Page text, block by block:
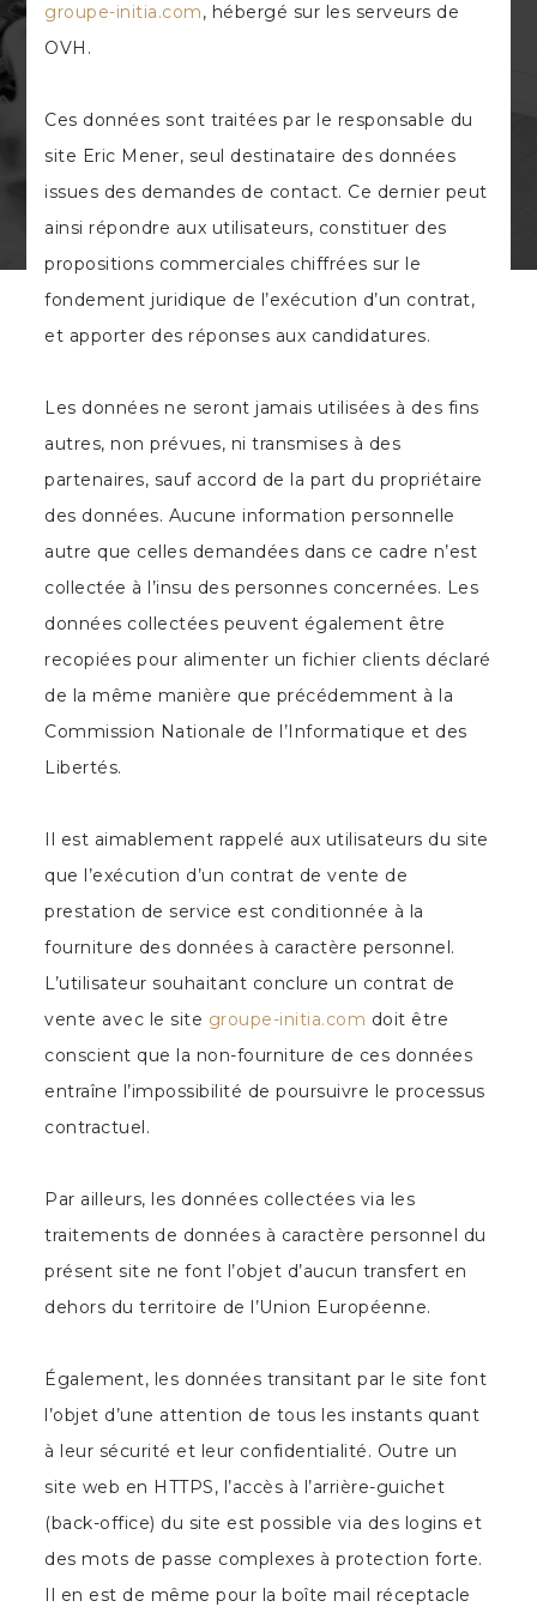
groupe-initia.com, hébergé sur les serveurs de
OVH.
Ces données sont traitées par le responsable du
site Eric Mener, seul destinataire des données
issues des demandes de contact. Ce dernier peut
ainsi répondre aux utilisateurs, constituer des
propositions commerciales chiffrées sur le
fondement juridique de l’exécution d’un contrat,
et apporter des réponses aux candidatures.
Les données ne seront jamais utilisées à des fins
autres, non prévues, ni transmises à des
partenaires, sauf accord de la part du propriétaire
des données. Aucune information personnelle
autre que celles demandées dans ce cadre n’est
collectée à l’insu des personnes concernées. Les
données collectées peuvent également être
recopiées pour alimenter un fichier clients déclaré
de la même manière que précédemment à la
Commission Nationale de l’Informatique et des
Libertés.
Il est aimablement rappelé aux utilisateurs du site
que l’exécution d’un contrat de vente de
prestation de service est conditionnée à la
fourniture des données à caractère personnel.
L’utilisateur souhaitant conclure un contrat de
vente avec le site groupe-initia.com doit être
conscient que la non-fourniture de ces données
entraîne l’impossibilité de poursuivre le processus
contractuel.
Par ailleurs, les données collectées via les
traitements de données à caractère personnel du
présent site ne font l’objet d’aucun transfert en
dehors du territoire de l’Union Européenne.
Également, les données transitant par le site font
l’objet d’une attention de tous les instants quant
à leur sécurité et leur confidentialité. Outre un
site web en HTTPS, l’accès à l’arrière-guichet
(back-office) du site est possible via des logins et
des mots de passe complexes à protection forte.
Il en est de même pour la boîte mail réceptacle